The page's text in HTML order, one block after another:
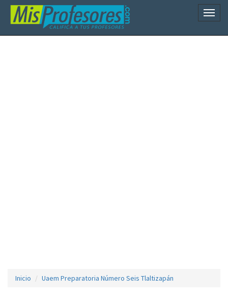
Inicio Uaem Preparatoria Número Seis Tlaltizapán